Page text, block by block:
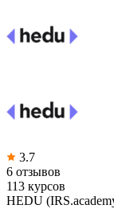
3.7
6 отзывов
113 курсов
HEDU